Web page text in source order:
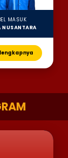
MASUK
NUSANTARA